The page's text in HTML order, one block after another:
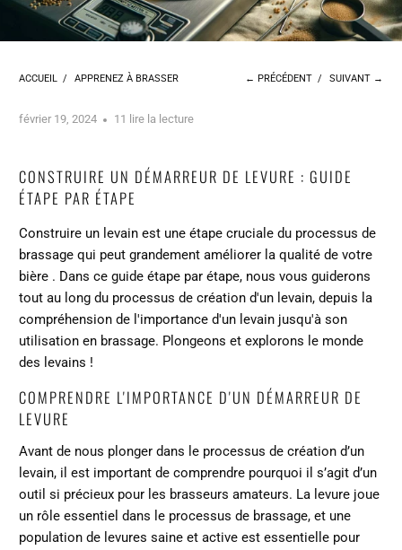
ACCUEIL / APPRENEZ À BRASSER ← PRÉCÉDENT / SUIVANT →
février 19, 2024 11 lire la lecture
CONSTRUIRE UN DÉMARREUR DE LEVURE : GUIDE
ÉTAPE PAR ÉTAPE
Construire un levain est une étape cruciale du processus de
brassage qui peut grandementaméliorer la qualité de votre
bière . Dans ce guide étape par étape, nous vous guiderons
tout au long du processus de création d'un levain, depuis la
compréhension de l'importance d'un levain jusqu'à son
utilisation en brassage. Plongeons et explorons le monde
des levains !
COMPRENDRE L'IMPORTANCE D'UN DÉMARREUR DE
LEVURE
Avant de nous plonger dans le processus de création d’un
levain, il est important de comprendre pourquoi il s’agit d’un
outil si précieux pour les brasseurs amateurs. La levure joue
un rôle essentiel dans le processus de brassage, et une
population de levures saine et active est essentielle pour